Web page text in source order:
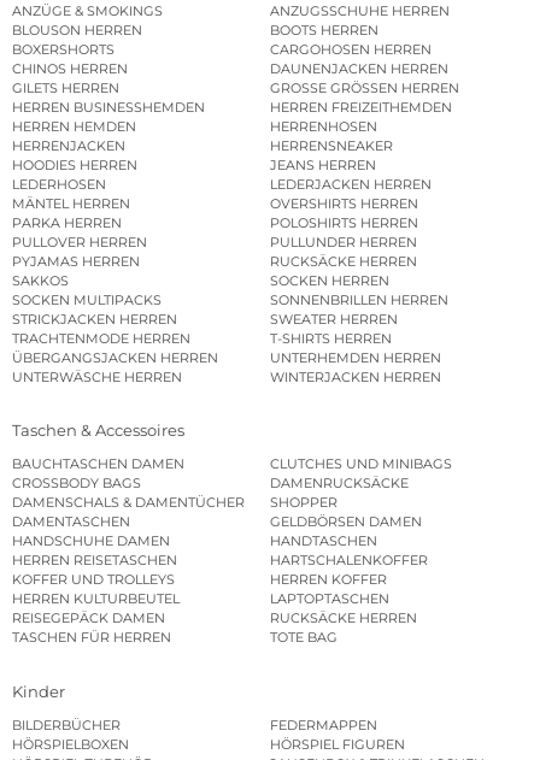
ANZÜGE & SMOKINGS
ANZUGSSCHUHE HERREN
BLOUSON HERREN
BOOTS HERREN
BOXERSHORTS
CARGOHOSEN HERREN
CHINOS HERREN
DAUNENJACKEN HERREN
GILETS HERREN
GROSSE GRÖSSEN HERREN
HERREN BUSINESSHEMDEN
HERREN FREIZEITHEMDEN
HERREN HEMDEN
HERRENHOSEN
HERRENJACKEN
HERRENSNEAKER
HOODIES HERREN
JEANS HERREN
LEDERHOSEN
LEDERJACKEN HERREN
MÄNTEL HERREN
OVERSHIRTS HERREN
PARKA HERREN
POLOSHIRTS HERREN
PULLOVER HERREN
PULLUNDER HERREN
PYJAMAS HERREN
RUCKSÄCKE HERREN
SAKKOS
SOCKEN HERREN
SOCKEN MULTIPACKS
SONNENBRILLEN HERREN
STRICKJACKEN HERREN
SWEATER HERREN
TRACHTENMODE HERREN
T-SHIRTS HERREN
ÜBERGANGSJACKEN HERREN
UNTERHEMDEN HERREN
UNTERWÄSCHE HERREN
WINTERJACKEN HERREN
Taschen & Accessoires
BAUCHTASCHEN DAMEN
CLUTCHES UND MINIBAGS
CROSSBODY BAGS
DAMENRUCKSÄCKE
DAMENSCHALS & DAMENTÜCHER
SHOPPER
DAMENTASCHEN
GELDBÖRSEN DAMEN
HANDSCHUHE DAMEN
HANDTASCHEN
HERREN REISETASCHEN
HARTSCHALENKOFFER
KOFFER UND TROLLEYS
HERREN KOFFER
HERREN KULTURBEUTEL
LAPTOPTASCHEN
REISEGEPÄCK DAMEN
RUCKSÄCKE HERREN
TASCHEN FÜR HERREN
TOTE BAG
Kinder
BILDERBÜCHER
FEDERMAPPEN
HÖRSPIELBOXEN
HÖRSPIEL FIGUREN